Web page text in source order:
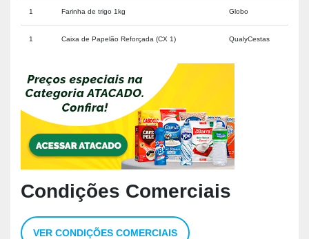
1 Farinha de trigo 1kg Globo
1 Caixa de Papelão Reforçada (CX 1) QualyCestas
Condições Comerciais
VER CONDIÇÕES COMERCIAIS